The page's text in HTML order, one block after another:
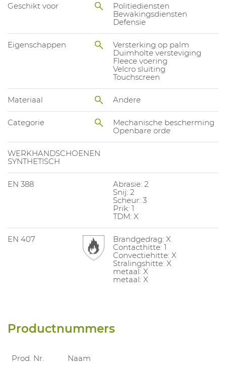
Geschikt voor
Politiediensten
Bewakingsdiensten
Defensie
Eigenschappen
Versterking op palm
Duimholte versteviging
Fleece voering
Velcro sluiting
Touchscreen
Materiaal Andere
Categorie
Mechanische bescherming
Openbare orde
WERKHANDSCHOENEN
SYNTHETISCH
EN 388
Abrasie: 2
Snij: 2
Scheur: 3
Prik: 1
TDM: X
EN 407
Brandgedrag: X
Contacthitte: 1
Convectiehitte: X
Stralingshitte: X
metaal: X
metaal: X
Productnummers
Prod. Nr. Naam